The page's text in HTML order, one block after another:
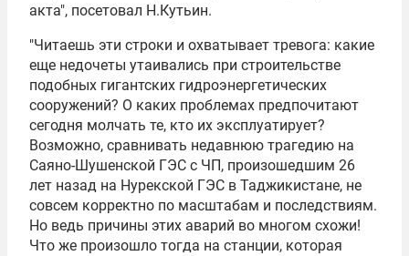
акта", посетовал Н.Кутьин.
"Читаешь эти строки и охватывает тревога: какие
еще недочеты утаивались при строительстве
подобных гигантских гидроэнергетических
сооружений? О каких проблемах предпочитают
сегодня молчать те, кто их эксплуатирует?
Возможно, сравнивать недавнюю трагедию на
Саяно-Шушенской ГЭС с ЧП, произошедшим 26
лет назад на Нурекской ГЭС в Таджикистане, не
совсем корректно по масштабам и последствиям.
Но ведь причины этих аварий во многом схожи!
Что же произошло тогда на станции, которая